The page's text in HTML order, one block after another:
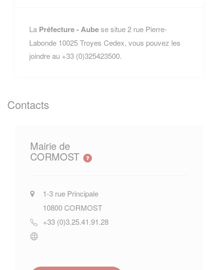
La Préfecture - Aubese situe 2 rue Pierre-
Labonde 10025 Troyes Cedex, vous pouvez les
joindre au +33 (0)325423500.
Contacts
Mairie de
CORMOST
1-3 rue Principale
10800CORMOST
+33 (0)3.25.41.91.28